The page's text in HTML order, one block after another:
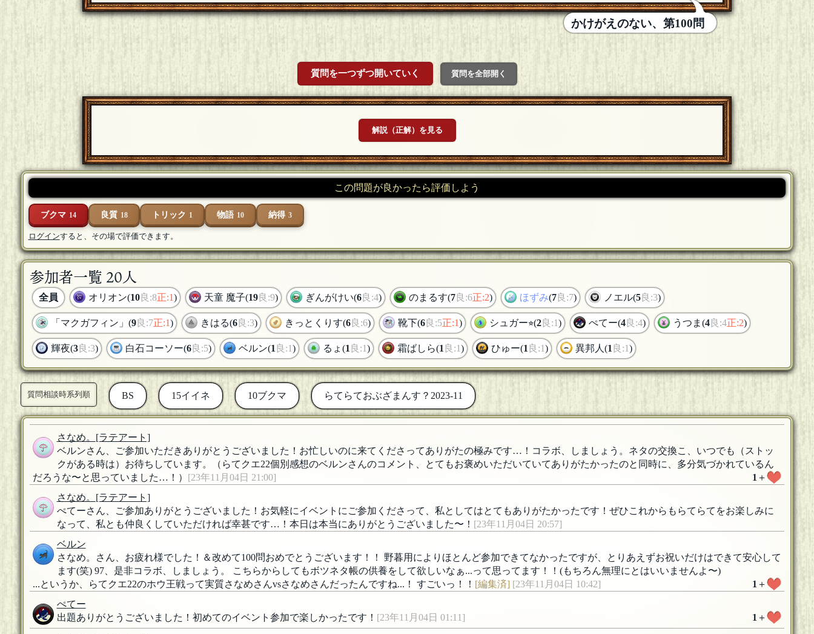
かけがえのない、第100問
質問を一つずつ開いていく 質問を全部開く
解説（正解）を見る
この問題が良かったら評価しよう
ブクマ 14 良質 18 トリック 1 物語 10 納得 3
ログインすると、その場で評価できます。
参加者一覧 20人
全員 オリオン(10良:8正:1) 天童 魔子(19良:9) ぎんがけい(6良:4) のまるす(7良:6正:2) ほずみ(7良:7) ノエル(5良:3)
「マクガフィン」(9良:7正:1) きはる(6良:3) きっとくりす(6良:6) 靴下(6良:5正:1) シュガー⭐︎(2良:1) ぺてー(4良:4) うつま(4良:4正:2)
輝夜(3良:3) 白石コーソー(6良:5) ベルン(1 良:1) るょ(1 良:1) 霜ばしら(1 良:1) ひゅー(1 良:1) 異邦人(1 良:1)
質問相談時系列順 BS 15イイネ 10ブクマ らてらておぶざまんす？2023-11
さなめ。 [ラテアート]
ベルンさん、ご参加いただきありがとうございました！お忙しいのに来てくださってありがたの極みです…！コラボ、しましょう。ネタの交換こ、いつでも（ストッ
クがある時は）お待ちしています。（らてクエ22個別感想のベルンさんのコメント、とてもお褒めいただいていてありがたかったのと同時に、多分気づかれているん
だろうな〜と思っていました…！） [23年11月04日 21:00] 1 ＋
さなめ。 [ラテアート]
ぺてーさん、ご参加ありがとうございました！お気軽にイベントにご参加くださって、私としてはとてもありがたかったです！ぜひこれからもらてらてをお楽しみに
なって、私とも仲良くしていただければ幸甚です…！本日は本当にありがとうございました〜！ [23年11月04日 20:57]
ベルン
さなめ。さん、お疲れ様でした！＆改めて100問おめでとうございます！！ 野暮用によりほとんど参加できてなかったですが、とりあえずお祝いだけはできて安心して
ます(笑) 97、是非コラボ、しましょう。 こちらからしてもボツネタ帳の供養をして欲しいなぁ...って思ってます！！(もちろん無理にとはいいませんよ〜)
...というか、らてクエ22のホウ王戦って実質さなめさんvsさなめさんだったんですね...！ すごいっ！！ [編集済] [23年11月04日 10:42] 1 ＋
ぺてー
出題ありがとうございました！初めてのイベント参加で楽しかったです！ [23年11月04日 01:11] 1 ＋